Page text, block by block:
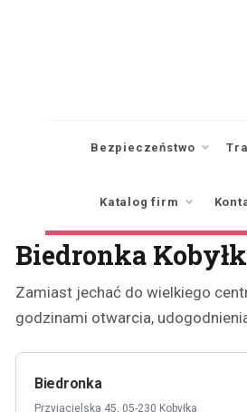
Bezpieczeństwo
Katalog firm
Biedronka
Zamiast jechać do wielkiego
godzinami otwarcia,
Biedronka
Przyjacielska 45, 05-230 Kobyłka